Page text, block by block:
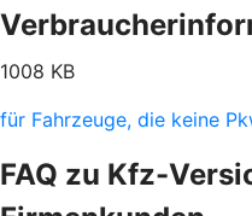
1008 KB
für Fahrzeuge, die keine
FAQ zu Kfz-